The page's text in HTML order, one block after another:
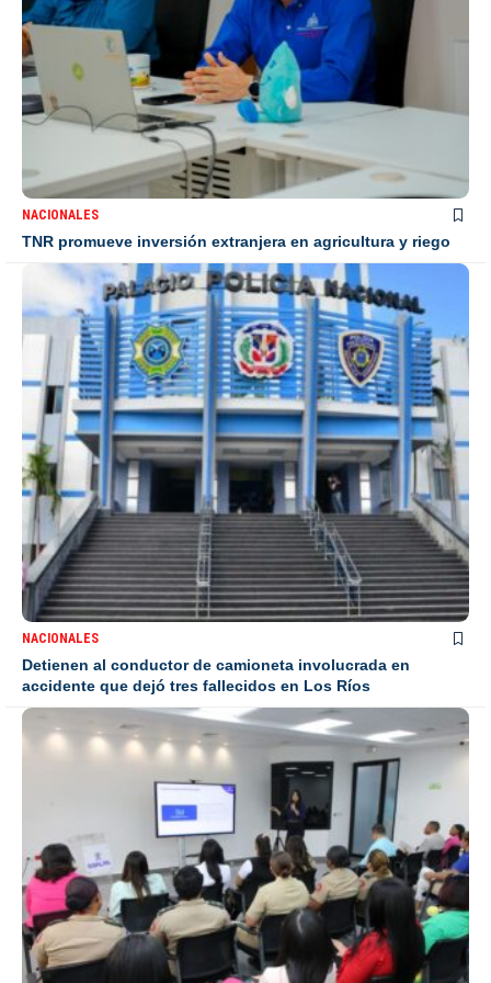
NACIONALES
TNR promueve inversión extranjera en agricultura y riego
NACIONALES
Detienen al conductor de camioneta involucrada en
accidente que dejó tres fallecidos en Los Ríos